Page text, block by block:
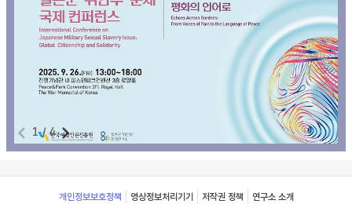
1/4
Footer
개인정보보호정책 영상정보처리기기 저작권 정책 연구소 소개